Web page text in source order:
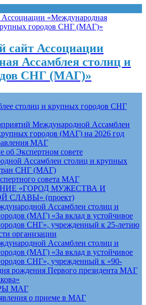
Ассоциации
Ассамблея столиц и
СНГ (МАГ)»
столиц и крупных городов СНГ
Международной Ассамблеи
городов (МАГ) на 2026 год
МАГ
об Экспертном совете
Ассамблеи столиц и крупных
СНГ (МАГ)
совета МАГ
«ГОРОД МУЖЕСТВА И
СЛАВЫ» (проект)
Ассамблеи столиц и
(МАГ) «За вклад в устойчивое
СНГ», учрежденный к 25-летию
организации
Ассамблеи столиц и
(МАГ) «За вклад в устойчивое
СНГ», учрежденный к «90-
рождения Первого президента МАГ
МАГ
о приеме в МАГ